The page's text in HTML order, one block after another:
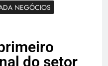
NEGÓCIOS
do setor